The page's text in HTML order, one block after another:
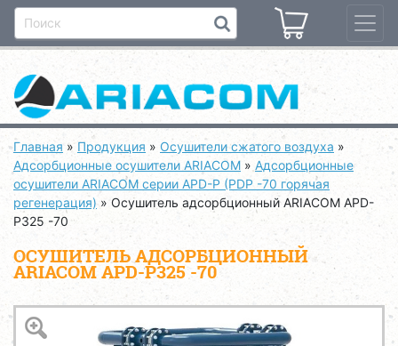
Главная » Продукция » Осушители сжатого воздуха »
Адсорбционные осушители ARIACOM » Адсорбционные
осушители ARIACOM серии APD-P (PDP -70 горячая
регенерация) » Осушитель адсорбционный ARIACOM APD-
P325 -70
ОСУШИТЕЛЬ АДСОРБЦИОННЫЙ
ARIACOM APD-P325 -70